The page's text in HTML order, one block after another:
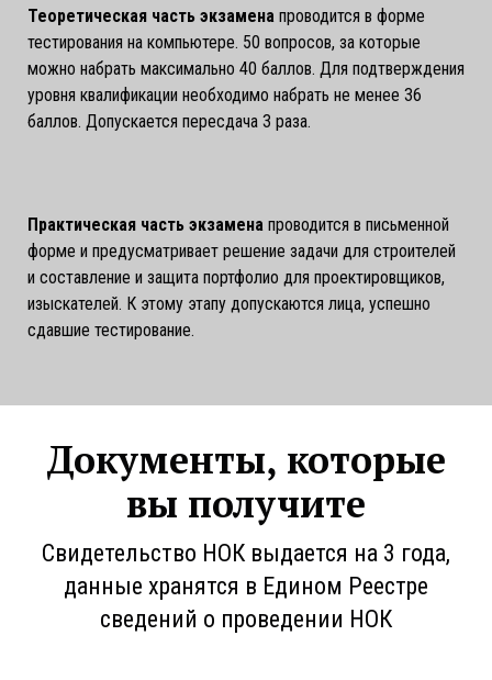
Теоретическая часть экзамена проводится в форме
тестирования на компьютере. 50 вопросов, за которые
можно набрать максимально 40 баллов. Для подтверждения
уровня квалификации необходимо набрать не менее 36
баллов. Допускается пересдача 3 раза.
Практическая часть экзамена проводится в письменной
форме и предусматривает решение задачи для строителей
и составление и защита портфолио для проектировщиков,
изыскателей. К этому этапу допускаются лица, успешно
сдавшие тестирование.
Документы, которые
вы получите
Свидетельство НОК выдается на 3 года,
данные хранятся в Едином Реестре
сведений о проведении НОК